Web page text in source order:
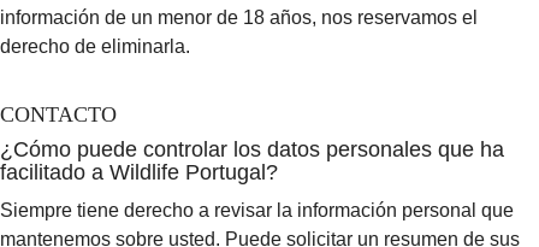
información de un menor de 18 años, nos reservamos el
derecho de eliminarla.
CONTACTO
¿Cómo puede controlar los datos personales que ha
facilitado a Wildlife Portugal?
Siempre tiene derecho a revisar la información personal que
mantenemos sobre usted. Puede solicitar un resumen de sus